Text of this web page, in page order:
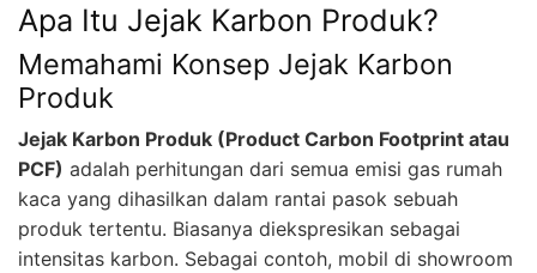
Apa Itu Jejak Karbon Produk?
Memahami Konsep Jejak Karbon
Produk
Jejak Karbon Produk (Product Carbon Footprint atau
PCF) adalah perhitungan dari semua emisi gas rumah
kaca yang dihasilkan dalam rantai pasok sebuah
produk tertentu. Biasanya diekspresikan sebagai
intensitas karbon. Sebagai contoh, mobil di showroom